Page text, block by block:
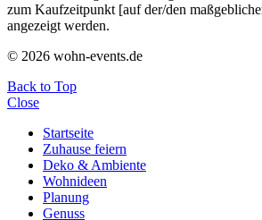
zum Kaufzeitpunkt [auf der/den
angezeigt werden.
© 2026 wohn-events.de
Back to Top
Close
Startseite
Zuhause feiern
Deko & Ambiente
Wohnideen
Planung
Genuss